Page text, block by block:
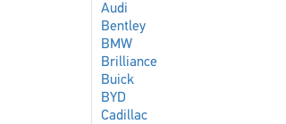
Audi
Bentley
BMW
Brilliance
Buick
BYD
Cadillac